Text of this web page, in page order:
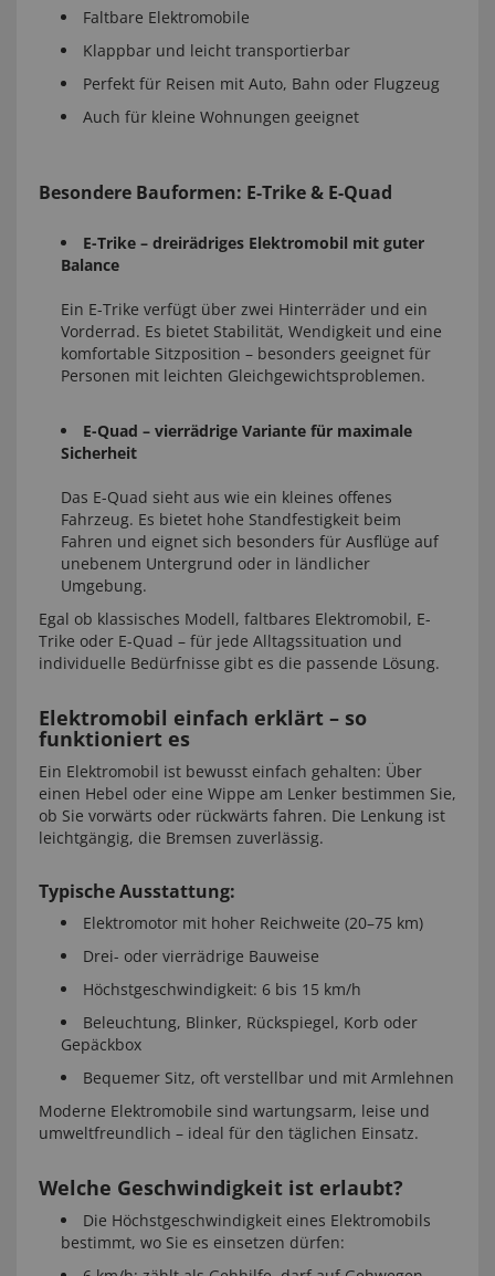
Faltbare Elektromobile
Klappbar und leicht transportierbar
Perfekt für Reisen mit Auto, Bahn oder Flugzeug
Auch für kleine Wohnungen geeignet
Besondere Bauformen: E-Trike & E-Quad
E-Trike – dreirädriges Elektromobil mit guter
Balance
Ein E-Trike verfügt über zwei Hinterräder und ein
Vorderrad. Es bietet Stabilität, Wendigkeit und eine
komfortable Sitzposition – besonders geeignet für
Personen mit leichten Gleichgewichtsproblemen.
E-Quad – vierrädrige Variante für maximale
Sicherheit
Das E-Quad sieht aus wie ein kleines offenes
Fahrzeug. Es bietet hohe Standfestigkeit beim
Fahren und eignet sich besonders für Ausflüge auf
unebenem Untergrund oder in ländlicher
Umgebung.
Egal ob klassisches Modell, faltbares Elektromobil, E-
Trike oder E-Quad – für jede Alltagssituation und
individuelle Bedürfnisse gibt es die passende Lösung.
Elektromobil einfach erklärt – so
funktioniert es
Ein Elektromobil ist bewusst einfach gehalten: Über
einen Hebel oder eine Wippe am Lenker bestimmen Sie,
ob Sie vorwärts oder rückwärts fahren. Die Lenkung ist
leichtgängig, die Bremsen zuverlässig.
Typische Ausstattung:
Elektromotor mit hoher Reichweite (20–75 km)
Drei- oder vierrädrige Bauweise
Höchstgeschwindigkeit: 6 bis 15 km/h
Beleuchtung, Blinker, Rückspiegel, Korb oder
Gepäckbox
Bequemer Sitz, oft verstellbar und mit Armlehnen
Moderne Elektromobile sind wartungsarm, leise und
umweltfreundlich – ideal für den täglichen Einsatz.
Welche Geschwindigkeit ist erlaubt?
Die Höchstgeschwindigkeit eines Elektromobils
bestimmt, wo Sie es einsetzen dürfen: